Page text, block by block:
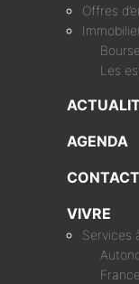
Offres
Les
AGENDA
CONTACT
VIVRE
Services